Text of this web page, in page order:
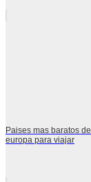
Paises mas baratos de
europa para viajar